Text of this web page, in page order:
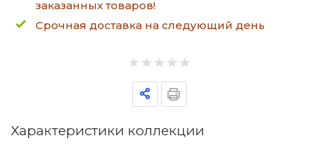
заказанных товаров!
Срочная доставка на следующий день
Характеристики коллекции